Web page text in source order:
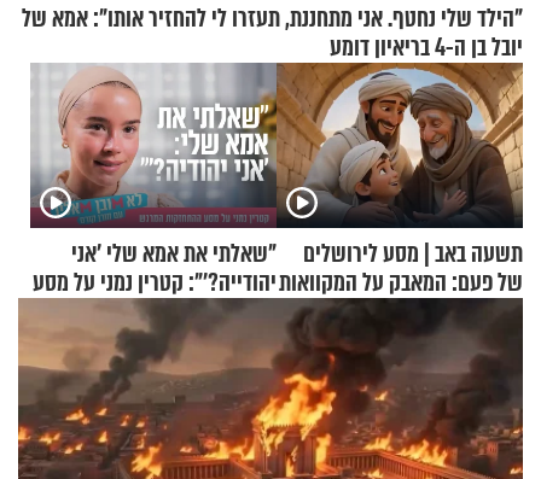
"הילד שלי נחטף. אני מתחננת, תעזרו לי להחזיר אותו": אמא של
יובל בן ה-4 בריאיון דומע
תשעה באב | מסע לירושלים
של פעם: המאבק על המקוואות
"שאלתי את אמא שלי 'אני
יהודייה?'": קטרין נמני על מסע
ההתחזקות המרגש